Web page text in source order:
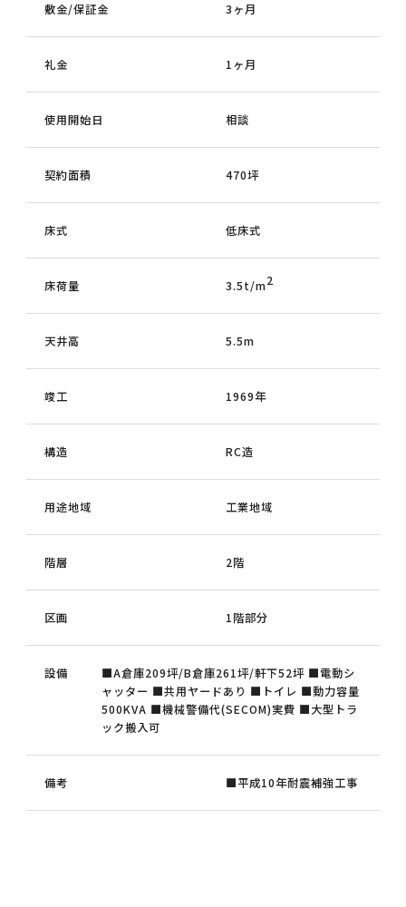
敷金/保証金 3ヶ月
礼金 1ヶ月
使用開始日 相談
契約面積 470坪
床式 低床式
床荷量 3.5t/m2
天井高 5.5m
竣工 1969年
構造 RC造
用途地域 工業地域
階層 2階
区画 1階部分
設備
■A倉庫209坪/B倉庫261坪/軒下52坪 ■電動シ
ャッター ■共用ヤードあり ■トイレ ■動力容量
500KVA ■機械警備代(SECOM)実費 ■大型トラ
ック搬入可
備考 ■平成10年耐震補強工事